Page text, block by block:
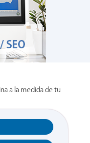
a la medida de tu